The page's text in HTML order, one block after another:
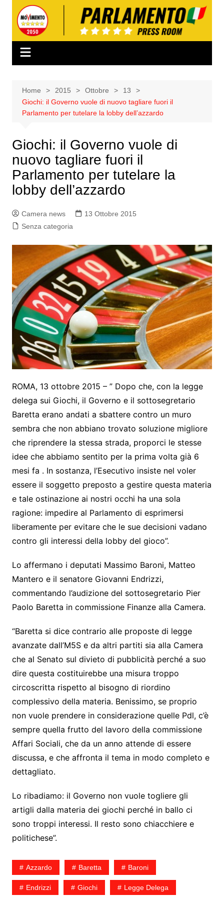
contenuto
Home 2015 Ottobre
13
Giochi: il Governo vuole di nuovo tagliare fuori il
Parlamento per tutelare la lobby dell’azzardo
Giochi: il Governo vuole di
nuovo tagliare fuori il
Parlamento per tutelare la
lobby dell’azzardo
Camera news
13 Ottobre 2015
Senza categoria
ROMA, 13 ottobre 2015 – ” Dopo che, con la legge
delega sui Giochi, il Governo e il sottosegretario
Baretta erano andati a sbattere contro un muro
sembra che non abbiano trovato soluzione migliore
che riprendere la stessa strada, proporci le stesse
idee che abbiamo sentito per la prima volta già 6
mesi fa . In sostanza, l’Esecutivo insiste nel voler
essere il soggetto preposto a gestire questa materia
e tale ostinazione ai nostri occhi ha una sola
ragione: impedire al Parlamento di esprimersi
liberamente per evitare che le sue decisioni vadano
contro gli interessi della lobby del gioco”.
Lo affermano i deputati Massimo Baroni, Matteo
Mantero e il senatore Giovanni Endrizzi,
commentando l’audizione del sottosegretario Pier
Paolo Baretta in commissione Finanze alla Camera.
“Baretta si dice contrario alle proposte di legge
avanzate dall’M5S e da altri partiti sia alla Camera
che al Senato sul divieto di pubblicità perché a suo
dire questa costituirebbe una misura troppo
circoscritta rispetto al bisogno di riordino
complessivo della materia. Benissimo, se proprio
non vuole prendere in considerazione quelle Pdl, c’è
sempre quella frutto del lavoro della commissione
Affari Sociali, che da un anno attende di essere
discussa, e che affronta il tema in modo completo e
dettagliato.
Lo ribadiamo: il Governo non vuole togliere gli
artigli dalla materia dei giochi perché in ballo ci
sono troppi interessi. Il resto sono chiacchiere e
politichese”.
Azzardo Baretta Baroni
Endrizzi Giochi Legge Delega